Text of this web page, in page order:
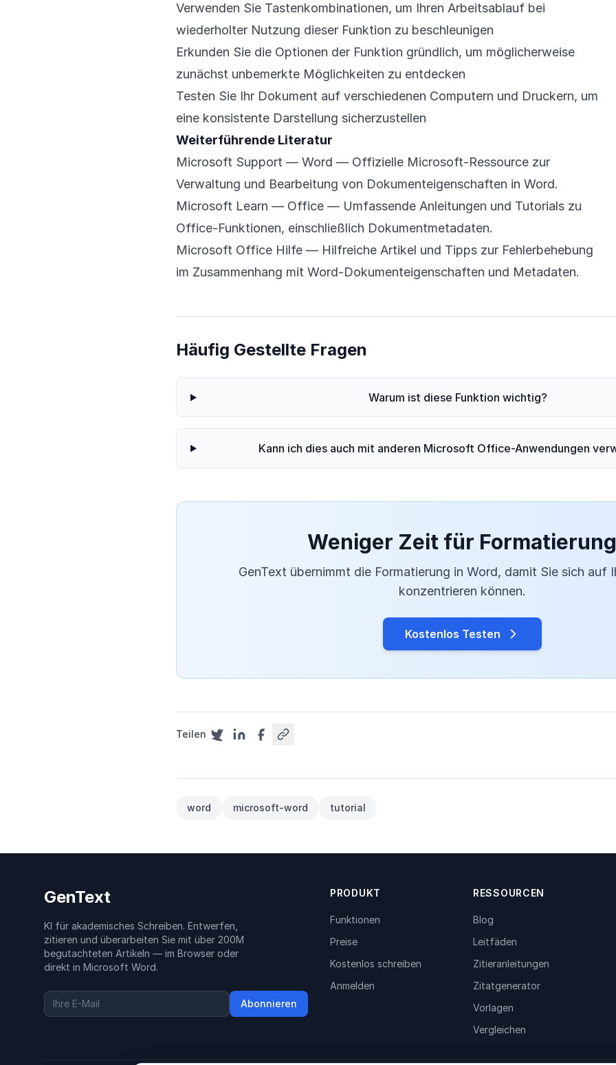
Verwenden Sie Tastenkombinationen, um Ihren Arbeitsablauf bei
wiederholter Nutzung dieser Funktion zu beschleunigen
Erkunden Sie die Optionen der Funktion gründlich, um möglicherweise
zunächst unbemerkte Möglichkeiten zu entdecken
Testen Sie Ihr Dokument auf verschiedenen Computern und Druckern, um
eine konsistente Darstellung sicherzustellen
Weiterführende Literatur
Microsoft Support — Word — Offizielle Microsoft-Ressource zur
Verwaltung und Bearbeitung von Dokumenteigenschaften in Word.
Microsoft Learn — Office — Umfassende Anleitungen und Tutorials zu
Office-Funktionen, einschließlich Dokumentmetadaten.
Microsoft Office Hilfe — Hilfreiche Artikel und Tipps zur Fehlerbehebung
im Zusammenhang mit Word-Dokumenteigenschaften und Metadaten.
Häufig Gestellte Fragen
Warum ist diese Funktion wichtig?
Kann ich dies auch mit anderen Microsoft Office-Anwendungen
Weniger Zeit für Formatierung
GenText übernimmt die Formatierung in Word, damit Sie sich auf
konzentrieren können.
Kostenlos Testen
Teilen
word microsoft-word tutorial
GenText
KI für akademisches Schreiben. Entwerfen,
zitieren und überarbeiten Sie mit über 200M
begutachteten Artikeln — im Browser oder
direkt in Microsoft Word.
Abonnieren
PRODUKT
Funktionen
Preise
Kostenlos schreiben
Anmelden
RESSOURCEN
Blog
Leitfäden
Zitieranleitungen
Zitatgenerator
Vorlagen
Vergleichen